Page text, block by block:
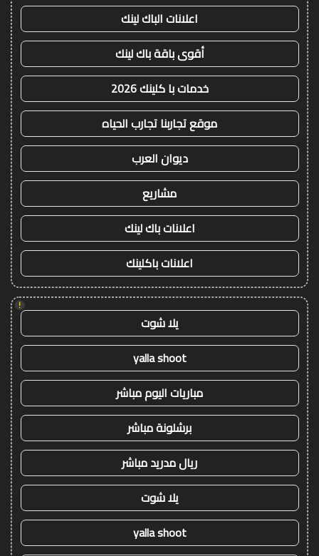
اعلانات الباك لينك
أقوى باقة باك لينك
خدمات با كلينك 2026
موقع تجاربنا تجارب الحياه
ديوان العرب
مشاريع
اعلانات باك لينك
اعلانات باكلينك
!
يلا شوت
yalla shoot
مباريات اليوم مباشر
برشلونة مباشر
ريال مدريد مباشر
يلا شوت
yalla shoot